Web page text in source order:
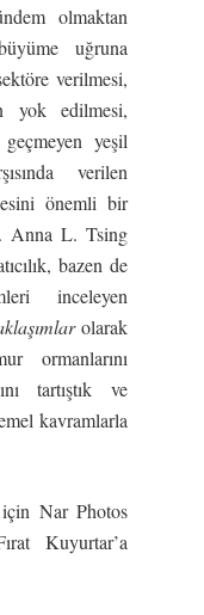
olmaktan
uğruna
verilmesi,
yok edilmesi,
yeşil
verilen
önemli bir
Anna L. Tsing
bazen de
inceleyen
olarak
ormanlarını
tartıştık ve
kavramlarla
için Nar Photos
Kuyurtar’a